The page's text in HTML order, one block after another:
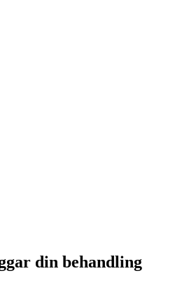
din behandling